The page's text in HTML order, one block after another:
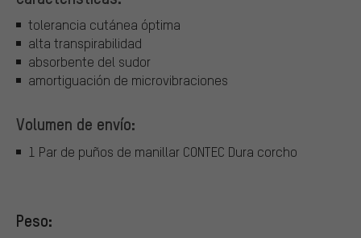
tolerancia cutánea óptima
alta transpirabilidad
absorbente del sudor
amortiguación de microvibraciones
Volumen de envío:
1 Par de puños de manillar CONTEC Dura corcho
Peso: